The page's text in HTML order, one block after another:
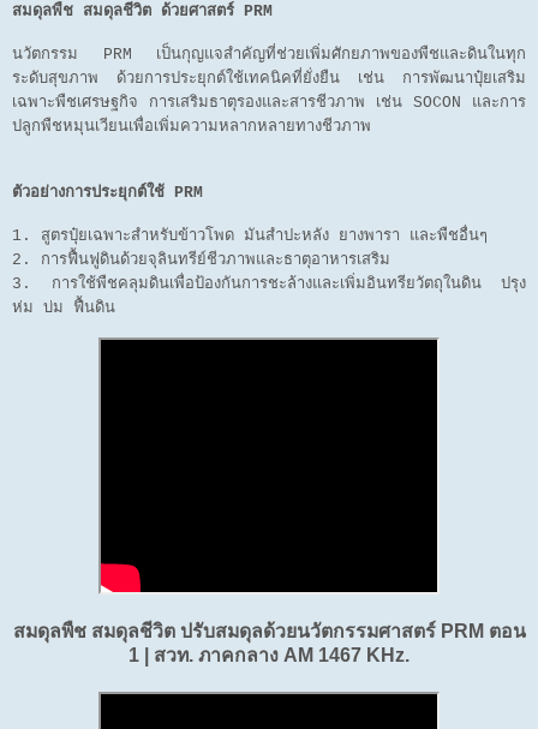
สมดุลพืช สมดุลชีวิต ด้วยศาสตร์ PRM
นวัตกรรม PRM เป็นกุญแจสำคัญที่ช่วยเพิ่มศักยภาพของพืชและดินในทุก
ระดับสุขภาพ ด้วยการประยุกต์ใช้เทคนิคที่ยั่งยืน เช่น การพัฒนาปุ๋ยเสริม
เฉพาะพืชเศรษฐกิจ การเสริมธาตุรองและสารชีวภาพ เช่น SOCON และการ
ปลูกพืชหมุนเวียนเพื่อเพิ่มความหลากหลายทางชีวภาพ
ตัวอย่างการประยุกต์ใช้ PRM
1. สูตรปุ๋ยเฉพาะสำหรับข้าวโพด มันสำปะหลัง ยางพารา และพืชอื่นๆ
2. การฟื้นฟูดินด้วยจุลินทรีย์ชีวภาพและธาตุอาหารเสริม
3. การใช้พืชคลุมดินเพื่อป้องกันการชะล้างและเพิ่มอินทรียวัตถุในดิน ปรุง
ห่ม บ่ม ฟื้นดิน
สมดุลพืช สมดุลชีวิต ปรับสมดุลด้วยนวัตกรรมศาสตร์ PRM ตอน
1 | สวท. ภาคกลาง AM 1467 KHz.